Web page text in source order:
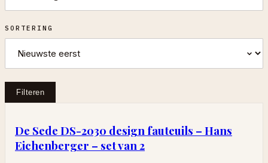
SORTERING
Filteren
De Sede DS-2030 design fauteuils – Hans
Eichenberger – set van 2